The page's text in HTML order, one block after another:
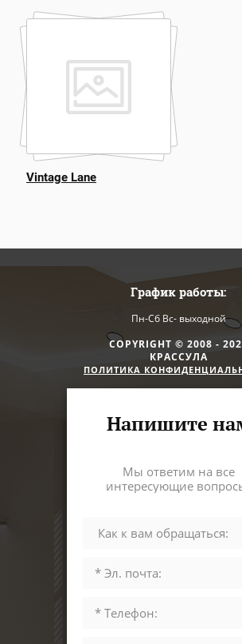
Vintage Lane
График работы:
Пн-Сб Вс- выходной
COPYRIGHT © 2008 -
КРАССУЛА
ПОЛИТИКА
Напишите
Мы ответим на все
интересующие